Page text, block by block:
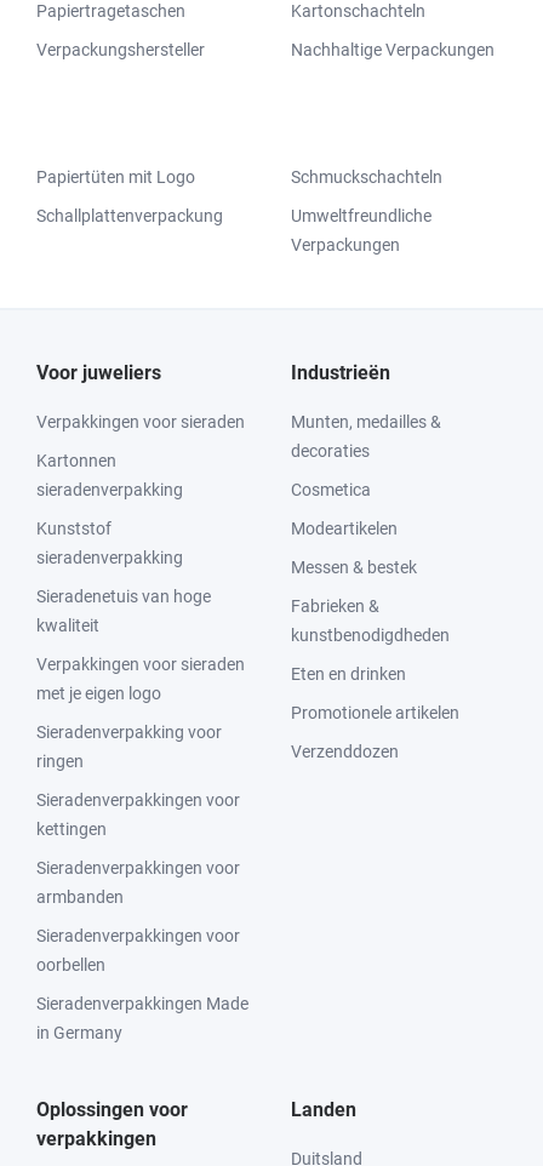
Papiertragetaschen
Verpackungshersteller
Kartonschachteln
Nachhaltige Verpackungen
Papiertüten mit Logo
Schallplattenverpackung
Schmuckschachteln
Umweltfreundliche
Verpackungen
Voor juweliers
Verpakkingen voor sieraden
Kartonnen
sieradenverpakking
Kunststof
sieradenverpakking
Sieradenetuis van hoge
kwaliteit
Verpakkingen voor sieraden
met je eigen logo
Sieradenverpakking voor
ringen
Sieradenverpakkingen voor
kettingen
Sieradenverpakkingen voor
armbanden
Sieradenverpakkingen voor
oorbellen
Sieradenverpakkingen Made
in Germany
Industrieën
Munten, medailles &
decoraties
Cosmetica
Modeartikelen
Messen & bestek
Fabrieken &
kunstbenodigdheden
Eten en drinken
Promotionele artikelen
Verzenddozen
Oplossingen voor
verpakkingen
Landen
Duitsland